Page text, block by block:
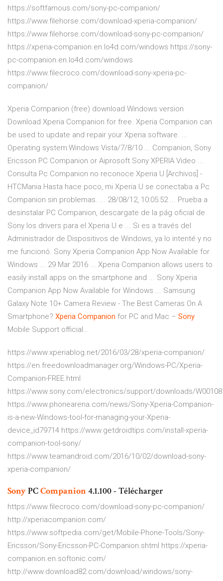
https://softfamous.com/sony-pc-companion/
https://www.filehorse.com/download-xperia-companion/
https://www.filehorse.com/download-sony-pc-companion/
https://xperia-companion.en.lo4d.com/windows https://sony-
pc-companion.en.lo4d.com/windows
https://www.filecroco.com/download-sony-xperia-pc-
companion/
Xperia Companion (free) download Windows version
Download Xperia Companion for free. Xperia Companion can
be used to update and repair your Xperia software. ...
Operating system:Windows Vista/7/8/10 ... Companion, Sony
Ericsson PC Companion or Aiprosoft Sony XPERIA Video ...
Consulta Pc Companion no reconoce Xperia U [Archivos] -
HTCMania Hasta hace poco, mi Xperia U se conectaba a Pc
Companion sin problemas. ... 28/08/12, 10:05:52 ... Prueba a
desinstalar PC Companion, descargate de la pág oficial de
Sony los drivers para el Xperia U e ... Si es a través del
Administrador de Dispositivos de Windows, ya lo intenté y no
me funcionó. Sony Xperia Companion App Now Available for
Windows ... 29 Mar 2016 ... Xperia Companion allows users to
easily install apps on the smartphone and ... Sony Xperia
Companion App Now Available for Windows ... Samsung
Galaxy Note 10+ Camera Review - The Best Cameras On A
Smartphone? Xperia Companion for PC and Mac – Sony
Mobile Support official…
https://www.xperiablog.net/2016/03/28/xperia-companion/
https://en.freedownloadmanager.org/Windows-PC/Xperia-
Companion-FREE.html
https://www.sony.com/electronics/support/downloads/
https://www.phonearena.com/news/Sony-Xperia-Companion-
is-a-new-Windows-tool-for-managing-your-Xperia-
device_id79714 https://www.getdroidtips.com/install-xperia-
companion-tool-sony/
https://www.teamandroid.com/2016/10/02/download-sony-
xperia-companion/
SonyPCCompanion4.1.100 - Télécharger
https://www.filecroco.com/download-sony-pc-companion/
http://xperiacompanion.com/
https://www.softpedia.com/get/Mobile-Phone-Tools/Sony-
Ericsson/Sony-Ericsson-PC-Companion.shtml https://xperia-
companion.en.softonic.com/
http://www.download82.com/download/windows/sony-